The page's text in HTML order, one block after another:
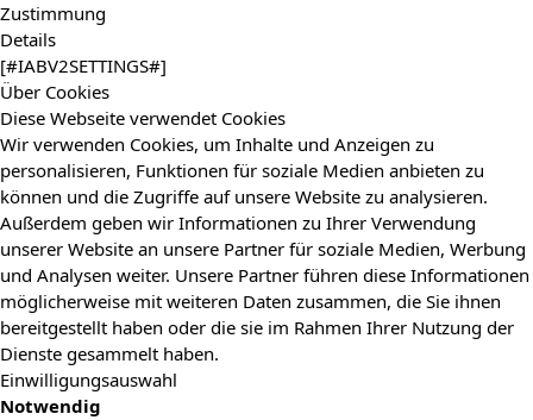
Zustimmung
Details
[#IABV2SETTINGS#]
Über Cookies
Diese Webseite verwendet Cookies
Wir verwenden Cookies, um Inhalte und Anzeigen zu
personalisieren, Funktionen für soziale Medien anbieten zu
können und die Zugriffe auf unsere Website zu analysieren.
Außerdem geben wir Informationen zu Ihrer Verwendung
unserer Website an unsere Partner für soziale Medien, Werbung
und Analysen weiter. Unsere Partner führen diese Informationen
möglicherweise mit weiteren Daten zusammen, die Sie ihnen
bereitgestellt haben oder die sie im Rahmen Ihrer Nutzung der
Dienste gesammelt haben.
Einwilligungsauswahl
Notwendig